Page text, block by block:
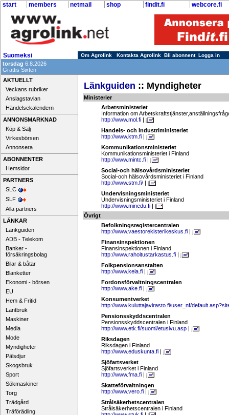
start members netmail shop findit.fi webcore.fi
Suomeksi Om Agrolink Kontakta Agrolink Bli abonnent Logga in
torsdag 6.8.2026
Grattis Sixten
AKTUELLT
Veckans rubriker
Anslagstavlan
Händelsekalendern
ANNONSMARKNAD
Köp & Sälj
Virkesbörsen
Annonsera
ABONNENTER
Hemsidor
PARTNERS
SLC
SLF
Alla partners
LÄNKAR
Länkguiden
ADB - Telekom
Banker -
försäkringsbolag
Bilar & båtar
Blanketter
Ekonomi - börsen
EU
Hem & Fritid
Lantbruk
Maskiner
Media
Mode
Myndigheter
Pälsdjur
Skogsbruk
Sport
Sökmaskiner
Torg
Trädgård
Träförädling
Länkguiden :: Myndigheter
Ministerier
Arbetsministeriet
Information om
http://www.mol.fi |
Handels- och Industriministeriet
http://www.ktm.fi |
Kommunikationsministeriet
Kommunikationsministeriet i Finland
http://www.mintc.fi |
Social-och hälsovårdsministeriet
Social-och hälsovårdsministeriet i Finland
http://www.stm.fi/ |
Undervisningsministeriet
Undervisningsministeriet i Finland
http://www.minedu.fi |
Övrigt
Befolkningsregistercentralen
http://www.vaestorekisterikeskus.fi |
Finansinspektionen
Finansinspektionen i Finland
http://www.rahoitustarkastus.fi |
Folkpensionsanstalten
http://www.kela.fi |
Fordonsförvaltningscentralen
http://www.ake.fi |
Konsumentverket
http://www.kuluttajavirasto.fi/user_nf/
Pensionsskyddscentralen
Pensionsskyddscentralen i Finland
http://www.etk.fi/suomi/etusivu.asp |
Riksdagen
Riksdagen i Finland
http://www.eduskunta.fi |
Sjöfartsverket
Sjöfartsverket i Finland
http://www.fma.fi |
Skatteförvaltningen
http://www.vero.fi |
Strålsäkerhetscentralen
Strålsäkerhetscentralen i Finland